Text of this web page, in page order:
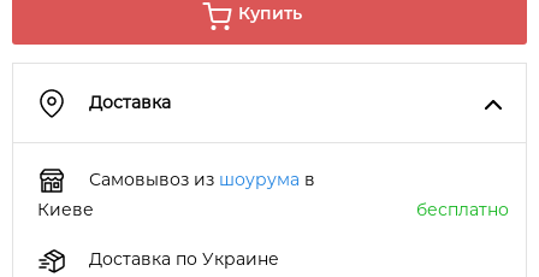
Купить
Доставка
Самовывоз из шоурума в
Киеве
бесплатно
Доставка по Украине